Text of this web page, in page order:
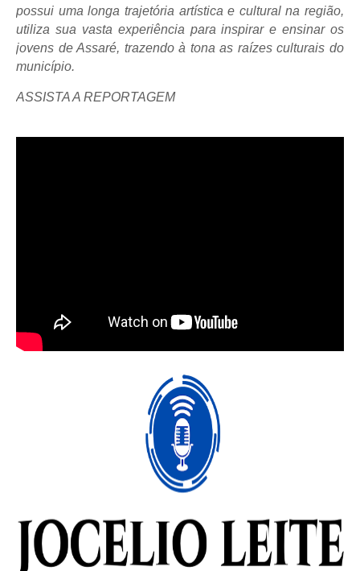
possui uma longa trajetória artística e cultural na região,
utiliza sua vasta experiência para inspirar e ensinar os
jovens de Assaré, trazendo à tona as raízes culturais do
município.
ASSISTA A REPORTAGEM